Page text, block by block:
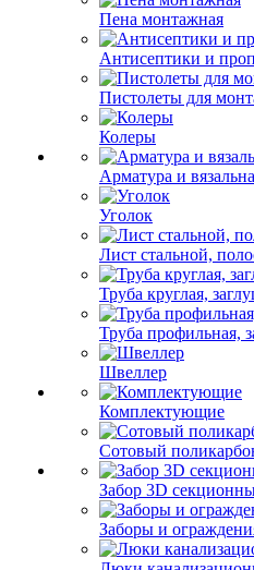
Пена монтажная
Антисептики и
Пистолеты для
Колеры
Арматура и
Уголок
Лист стальной,
Труба круглая,
Труба профильная,
Швеллер
Комплектующие
Сотовый
Забор 3D
Заборы и